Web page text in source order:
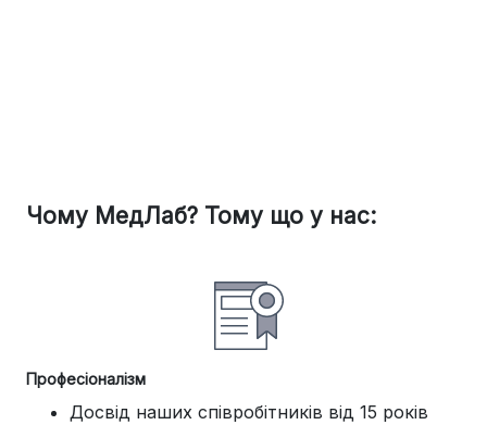
Чому МедЛаб? Тому що у нас:
Професіоналізм
Досвід наших співробітників від 15 років